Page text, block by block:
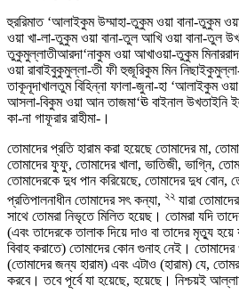
হুররিমাত ‘আলাইকুম উম্মাহা-তুকুম ওয়া বানা-তুকুম
ওয়া খা-লা-তুকুম ওয়া বানা-তুল আখি ওয়া বানা-তুল
তুকুমুল্লাতীআরদা‘নাকুম ওয়া আখাওয়া-তুকুম
ওয়া রাবাইবুকুমুল্লা-তী ফী হুজূরিকুম মিন
তাকূনূদাখালতুম বিহিন্না ফালা-জুনা-হা ‘আলাইকুম
আসলা-বিকুম ওয়া আন তাজমা‘ঊ বাইনাল উখতাইনি
কা-না গাফূরার রাহীমা-।
তোমাদের প্রতি হারাম করা হয়েছে তোমাদের মা,
তোমাদের ফুফু, তোমাদের খালা, ভাতিজী, ভাগ্নি,
তোমাদেরকে দুধ পান করিয়েছে, তোমাদের দুধ বোন,
প্রতিপালনাধীন তোমাদের সৎ কন্যা, ২২ যারা
সাথে তোমরা নিভৃতে মিলিত হয়েছ। তোমরা যদি
(এবং তাদেরকে তালাক দিয়ে দাও বা তাদের মৃত্যু
বিবাহ করাতে) তোমাদের কোন গুনাহ নেই।
(তোমাদের জন্য হারাম) এবং এটাও (হারাম) যে,
করবে। তবে পূর্বে যা হয়েছে, হয়েছে। নিশ্চয়ই